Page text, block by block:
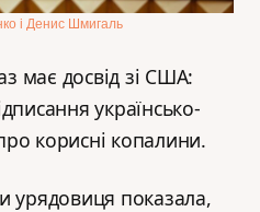
і Денис Шмигаль
має досвід зі США:
українсько-
корисні копалини.
урядовиця показала,